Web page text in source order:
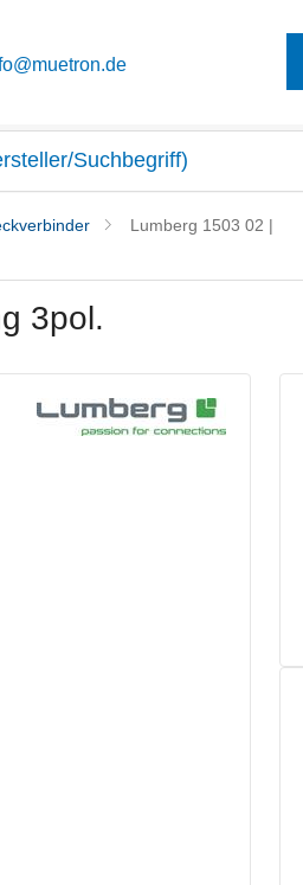
Lumberg 1503 02 |
3pol.